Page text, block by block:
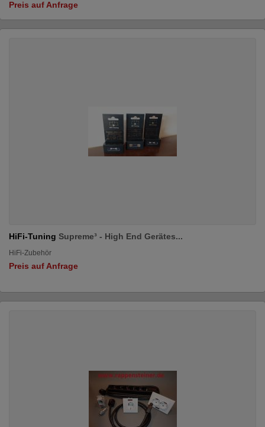
Preis auf Anfrage
HiFi-Tuning Supreme³ - High End Gerätes...
HiFi-Zubehör
Preis auf Anfrage